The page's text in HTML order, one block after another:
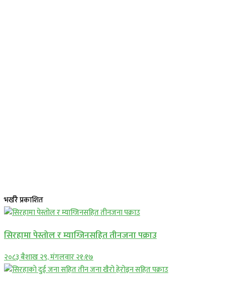
भर्खरै प्रकाशित
सिरहामा पेस्तोल र म्याग्जिनसहित तीनजना पक्राउ
२०८३ बैशाख २९, मंगलवार २१:१७